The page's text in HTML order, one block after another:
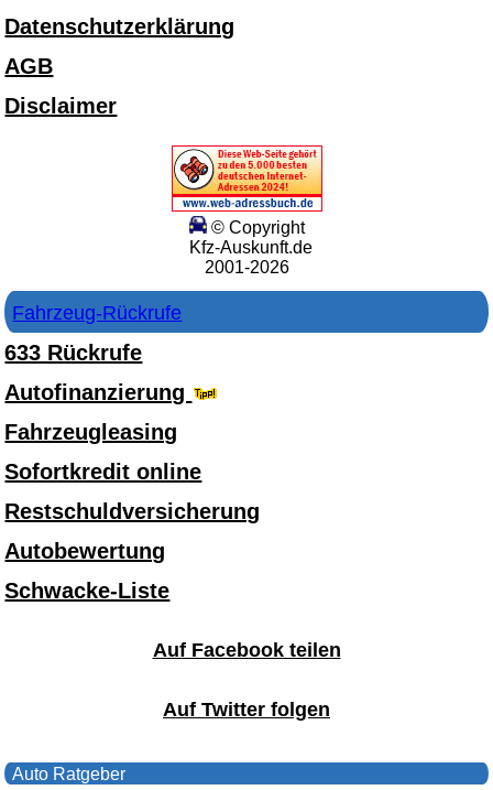
Datenschutzerklärung
AGB
Disclaimer
© Copyright
Kfz-Auskunft.de
2001-2026
Fahrzeug-Rückrufe
633 Rückrufe
Autofinanzierung
Fahrzeugleasing
Sofortkredit online
Restschuldversicherung
Autobewertung
Schwacke-Liste
Auf Facebook teilen
Auf Twitter folgen
Auto Ratgeber